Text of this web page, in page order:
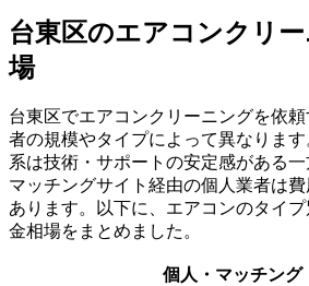
台東区のエアコンクリ
場
台東区でエアコンクリーニングを依
者の規模やタイプによって異なりま
系は技術・サポートの安定感がある一
マッチングサイト経由の個人業者は
あります。以下に、エアコンのタイ
金相場をまとめました。
個人・マッチング